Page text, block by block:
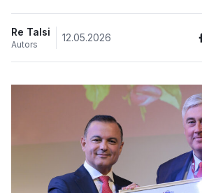
Kultūra
Bizness
Video
Re Talsi
Autors
12.05.2026